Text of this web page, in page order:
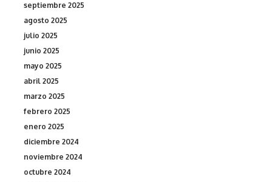
septiembre 2025
agosto 2025
julio 2025
junio 2025
mayo 2025
abril 2025
marzo 2025
febrero 2025
enero 2025
diciembre 2024
noviembre 2024
octubre 2024